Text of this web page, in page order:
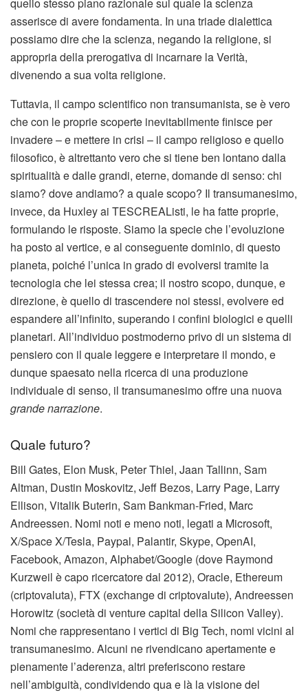
asserisce di avere fondamenta. In una triade dialettica
possiamo dire che la scienza, negando la religione, si
appropria della prerogativa di incarnare la Verità,
divenendo a sua volta religione.
Tuttavia, il campo scientifico non transumanista, se è vero
che con le proprie scoperte inevitabilmente finisce per
invadere – e mettere in crisi – il campo religioso e quello
filosofico, è altrettanto vero che si tiene ben lontano dalla
spiritualità e dalle grandi, eterne, domande di senso: chi
siamo? dove andiamo? a quale scopo? Il transumanesimo,
invece, da Huxley ai TESCREAListi, le ha fatte proprie,
formulando le risposte. Siamo la specie che l’evoluzione
ha posto al vertice, e al conseguente dominio, di questo
pianeta, poiché l’unica in grado di evolversi tramite la
tecnologia che lei stessa crea; il nostro scopo, dunque, e
direzione, è quello di trascendere noi stessi, evolvere ed
espandere all’infinito, superando i confini biologici e quelli
planetari. All’individuo postmoderno privo di un sistema di
pensiero con il quale leggere e interpretare il mondo, e
dunque spaesato nella ricerca di una produzione
individuale di senso, il transumanesimo offre una nuova
grande narrazione.
Quale futuro?
Bill Gates, Elon Musk, Peter Thiel, Jaan Tallinn, Sam
Altman, Dustin Moskovitz, Jeff Bezos, Larry Page, Larry
Ellison, Vitalik Buterin, Sam Bankman-Fried, Marc
Andreessen. Nomi noti e meno noti, legati a Microsoft,
X/Space X/Tesla, Paypal, Palantir, Skype, OpenAI,
Facebook, Amazon, Alphabet/Google (dove Raymond
Kurzweil è capo ricercatore dal 2012), Oracle, Ethereum
(criptovaluta), FTX (exchange di criptovalute), Andreessen
Horowitz (società di venture capital della Silicon Valley).
Nomi che rappresentano i vertici di Big Tech, nomi vicini al
transumanesimo. Alcuni ne rivendicano apertamente e
pienamente l’aderenza, altri preferiscono restare
nell’ambiguità, condividendo qua e là la visione del